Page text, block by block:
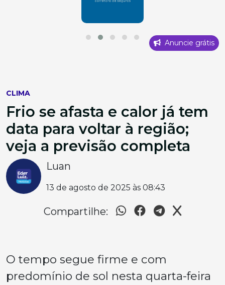
Anuncie grátis
CLIMA
Frio se afasta e calor já tem
data para voltar à região;
veja a previsão completa
Luan
13 de agosto de 2025 às 08:43
Compartilhe:
O tempo segue firme e com
predomínio de sol nesta quarta-feira